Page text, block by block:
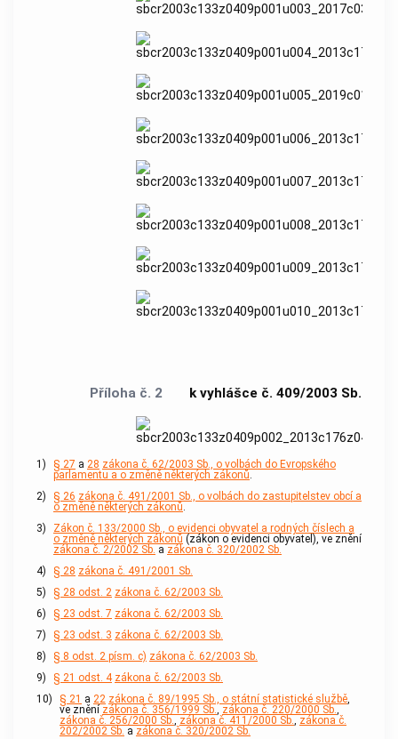
Příloha č. 2 k vyhlášce č. 409/2003 Sb.
1) § 27 a 28 zákona č. 62/2003 Sb., o volbách do Evropského
parlamentu a o změně některých zákonů.
2)
§ 26 zákona č. 491/2001 Sb., o volbách do zastupitelstev obcí a
o změně některých zákonů.
3)
Zákon č. 133/2000 Sb., o evidenci obyvatel a rodných číslech a
o změně některých zákonů (zákon o evidenci obyvatel), ve znění
zákona č. 2/2002 Sb. a zákona č. 320/2002 Sb.
4)
§ 28 zákona č. 491/2001 Sb.
5)
§ 28 odst. 2 zákona č. 62/2003 Sb.
6)
§ 23 odst. 7 zákona č. 62/2003 Sb.
7)
§ 23 odst. 3 zákona č. 62/2003 Sb.
8)
§ 8 odst. 2 písm. c) zákona č. 62/2003 Sb.
9)
§ 21 odst. 4 zákona č. 62/2003 Sb.
10)
§ 21 a 22 zákona č. 89/1995 Sb., o státní statistické službě,
ve znění zákona č. 356/1999 Sb., zákona č. 220/2000 Sb.,
zákona č. 256/2000 Sb., zákona č. 411/2000 Sb., zákona č.
202/2002 Sb. a zákona č. 320/2002 Sb.